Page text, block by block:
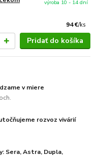
94 €/ks
výroba 10 - 14 dní
Pridať do košíka
v miere
rozvoz vivárií
Sera, Astra, Dupla,